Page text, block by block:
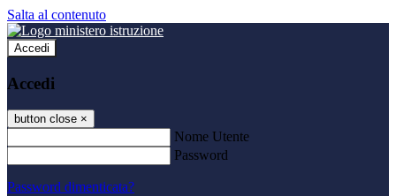
Salta al contenuto
Accedi
Accedi
button close ×
Nome Utente
Password
Password dimenticata?